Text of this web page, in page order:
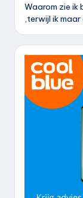
Waarom zie
,terwijl ik